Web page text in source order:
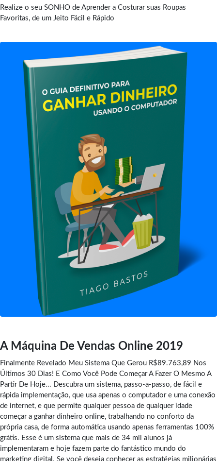
Realize o seu SONHO de Aprender a Costurar suas Roupas
Favoritas, de um Jeito Fácil e Rápido
A Máquina De Vendas Online 2019
Finalmente Revelado Meu Sistema Que Gerou R$89.763,89 Nos
Últimos 30 Dias! E Como Você Pode Começar A Fazer O Mesmo A
Partir De Hoje... Descubra um sistema, passo-a-passo, de fácil e
rápida implementação, que usa apenas o computador e uma conexão
de internet, e que permite qualquer pessoa de qualquer idade
começar a ganhar dinheiro online, trabalhando no conforto da
própria casa, de forma automática usando apenas ferramentas 100%
grátis. Esse é um sistema que mais de 34 mil alunos já
implementaram e hoje fazem parte do fantástico mundo do
marketing digital. Se você deseja conhecer as estratégias milionárias